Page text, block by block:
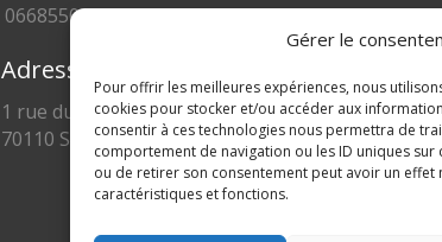
Gérer le
Pour offrir les meilleures expériences, nous
cookies pour stocker et/ou accéder aux
consentir à ces technologies nous permettra de
comportement de navigation ou les ID uniques sur
ou de retirer son consentement peut avoir un effet
caractéristiques et fonctions.
0668550471
Adresse
1 rue du Blanc Poirier
70110 SENARGENT MIGNAFANS